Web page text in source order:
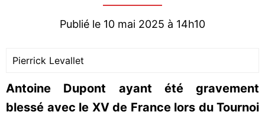
Publié le 10 mai 2025 à 14h10
Pierrick Levallet
Antoine Dupont ayant été gravement
blessé avec le XV de France lors du Tournoi